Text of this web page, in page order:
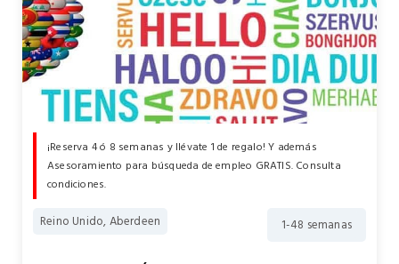
¡Reserva 4 ó 8 semanas y llévate 1 de regalo! Y además
Asesoramiento para búsqueda de empleo GRATIS. Consulta
condiciones.
Reino Unido, Aberdeen 1-48 semanas